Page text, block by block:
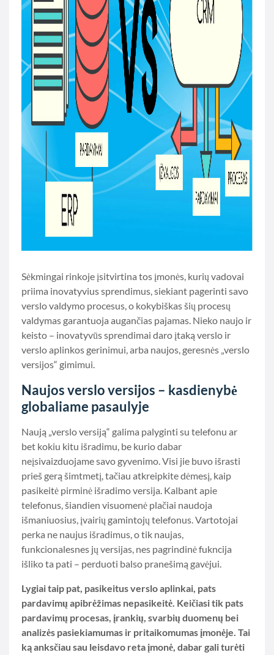
Sėkmingai rinkoje įsitvirtina tos įmonės, kurių vadovai
priima inovatyvius sprendimus, siekiant pagerinti savo
verslo valdymo procesus, o kokybiškas šių procesų
valdymas garantuoja augančias pajamas. Nieko naujo ir
keisto – inovatyvūs sprendimai daro įtaką verslo ir
verslo aplinkos gerinimui, arba naujos, geresnės „verslo
versijos“ gimimui.
Naujos verslo versijos – kasdienybė
globaliame pasaulyje
Naują „verslo versiją“ galima palyginti su telefonu ar
bet kokiu kitu išradimu, be kurio dabar
neįsivaizduojame savo gyvenimo. Visi jie buvo išrasti
prieš gerą šimtmetį, tačiau atkreipkite dėmesį, kaip
pasikeitė pirminė išradimo versija. Kalbant apie
telefonus, šiandien visuomenė plačiai naudoja
išmaniuosius, įvairių gamintojų telefonus. Vartotojai
perka ne naujus išradimus, o tik naujas,
funkcionalesnes jų versijas, nes pagrindinė fukncija
išliko ta pati – perduoti balso pranešimą gavėjui.
Lygiai taip pat, pasikeitus verslo aplinkai, pats
pardavimų apibrėžimas nepasikeitė. Keičiasi tik pats
pardavimų procesas, įrankių, svarbių duomenų bei
analizės pasiekiamumas ir pritaikomumas įmonėje. Tai
ką anksčiau sau leisdavo reta įmonė, dabar gali turėti